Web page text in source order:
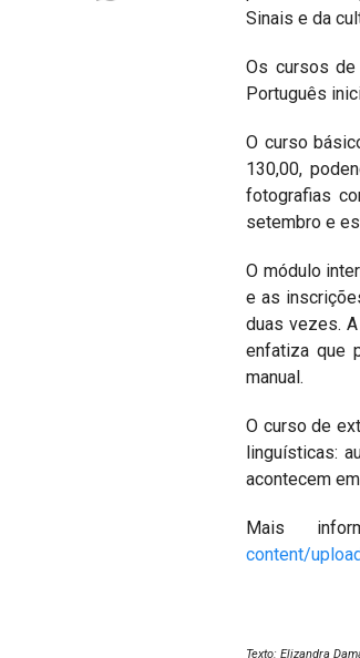
Sinais e da
Os cursos
Português
O curso
130,00,
fotografias
setembro e
O módulo
e as
duas vezes.
enfatiza que
manual.
O curso de
linguísticas:
acontecem
Mais
content/
Texto: Elizandra